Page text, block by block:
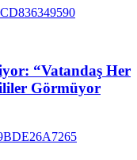
“Vatandaş Her
Görmüyor